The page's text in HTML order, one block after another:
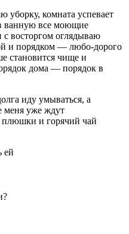
уборку, комната успевает
ванную все моющие
восторгом оглядываю
и порядком — любо-дорого
становится чище и
дома — порядок в
иду умываться, а
меня уже ждут
и горячий чай
ей